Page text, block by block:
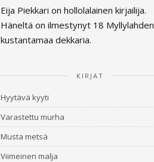
Eija Piekkari on hollolalainen kirjailija.
Häneltä on ilmestynyt 18 Myllylahden
kustantamaa dekkaria.
KIRJAT
Hyytävä kyyti
Varastettu murha
Musta metsä
Viimeinen malja